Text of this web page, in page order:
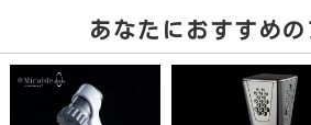
あなたにおすすめの